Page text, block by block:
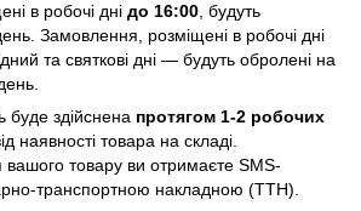
в робочі дні до 16:00 , будуть
Замовлення, розміщені в робочі дні
та святкові дні — будуть обролені на
буде здійснена протягом 1-2 робочих
наявності товара на складі.
вашого товару ви отримаєте SMS-
транспортною накладною (ТТН).